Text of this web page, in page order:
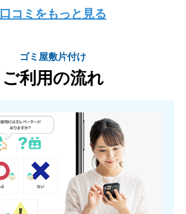
口コミをもっと見る
ゴミ屋敷片付け
ご利用の流れ